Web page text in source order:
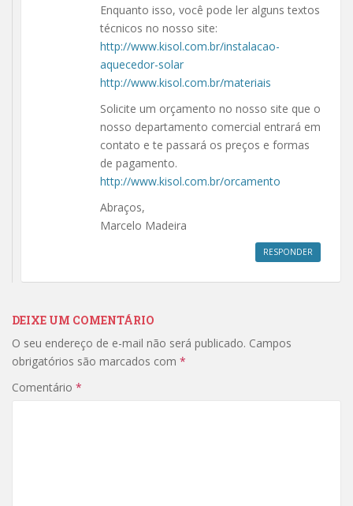
Enquanto isso, você pode ler alguns textos
técnicos no nosso site:
http://www.kisol.com.br/instalacao-
aquecedor-solar
http://www.kisol.com.br/materiais
Solicite um orçamento no nosso site que o
nosso departamento comercial entrará em
contato e te passará os preços e formas
de pagamento.
http://www.kisol.com.br/orcamento
Abraços,
Marcelo Madeira
RESPONDER
DEIXE UM COMENTÁRIO
O seu endereço de e-mail não será publicado. Campos
obrigatórios são marcados com *
Comentário *